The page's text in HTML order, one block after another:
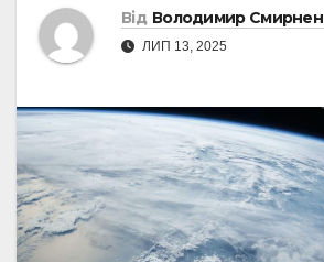
Від Володимир
ЛИП 13, 2025